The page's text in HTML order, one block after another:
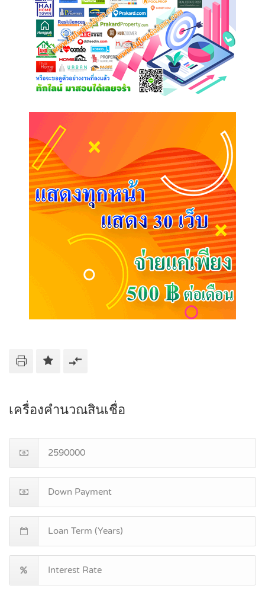
เครื่องคำนวณสินเชื่อ